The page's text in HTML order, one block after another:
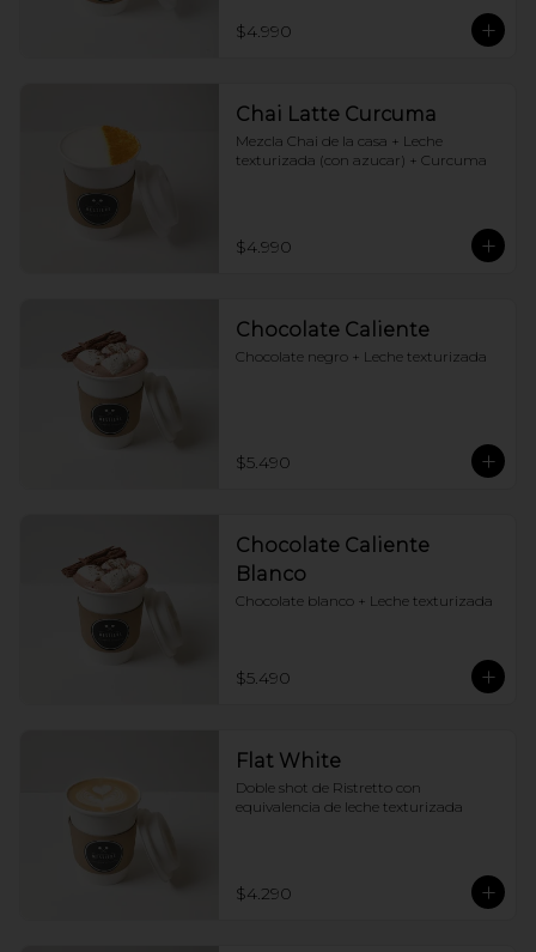
$4.990
Chai Latte Curcuma
Mezcla Chai de la casa + Leche
texturizada (con azucar) + Curcuma
$4.990
Chocolate Caliente
Chocolate negro + Leche texturizada
$5.490
Chocolate Caliente
Blanco
Chocolate blanco + Leche texturizada
$5.490
Flat White
Doble shot de Ristretto con
equivalencia de leche texturizada
$4.290